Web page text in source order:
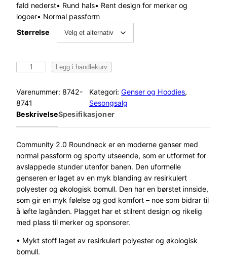
fald nederst• Rund hals• Rent design for merker og
logoer• Normal passform
Størrelse
a
f
t
m
m
u
n
i
t
y
2
0
R
Legg i handlekurv
Varenummer: 8742-
8741
Kategori:Genser og Hoodies
Sesongsalg
BeskrivelseSpesifikasjoner
Community 2.0 Roundneck er en moderne genser med
normal passform og sporty utseende, som er utformet for
avslappede stunder utenfor banen. Den uformelle
genseren er laget av en myk blanding av resirkulert
polyester og økologisk bomull. Den har en børstet innside,
som gir en myk følelse og god komfort – noe som bidrar til
å løfte lagånden. Plagget har et stilrent design og rikelig
med plass til merker og sponsorer.
• Mykt stoff laget av resirkulert polyester og økologisk
bomull.